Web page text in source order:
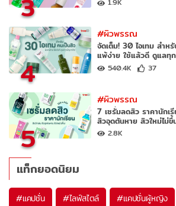
3 1.9K
4
#ผิวพรรณ
จัดเต็ม! 30 ไอเทม สำห
แพ้ง่าย ใช้แล้วดี ดูแลทุ
540.4K 37
5
#ผิวพรรณ
7 เซรั่มลดสิว ราคานักเ
สิวอุดตันหาย สิวใหม่ไม่ขึ้
2.8K
แท็กยอดนิยม
#แคปชั่น #ไลฟ์สไตล์ #แคปชั่นผู้หญิง